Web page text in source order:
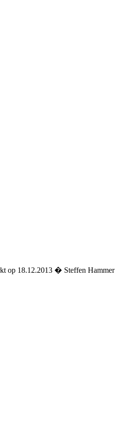
op 18.12.2013 � Steffen Hammer